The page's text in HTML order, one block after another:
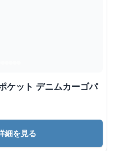
ケット デニムカーゴパ
細を見る